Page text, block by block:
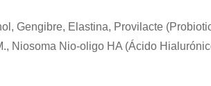
Gengibre, Elastina, Provilacte
Niosoma Nio-oligo HA (Ácido